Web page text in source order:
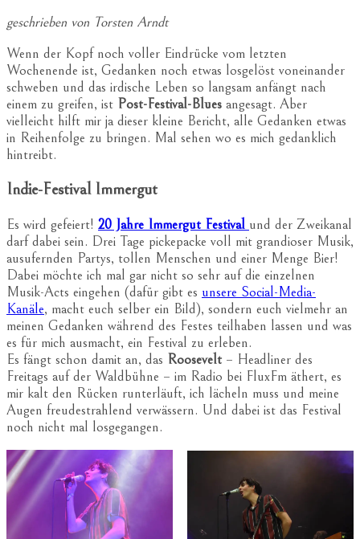
geschrieben von Torsten Arndt
Wenn der Kopf noch voller Eindrücke vom letzten
Wochenende ist, Gedanken noch etwas losgelöst voneinander
schweben und das irdische Leben so langsam anfängt nach
einem zu greifen, ist Post-Festival-Blues angesagt. Aber
vielleicht hilft mir ja dieser kleine Bericht, alle Gedanken etwas
in Reihenfolge zu bringen. Mal sehen wo es mich gedanklich
hintreibt.
Indie-Festival Immergut
Es wird gefeiert! 20 Jahre Immergut Festival und der Zweikanal
darf dabei sein. Drei Tage pickepacke voll mit grandioser Musik,
ausufernden Partys, tollen Menschen und einer Menge Bier!
Dabei möchte ich mal gar nicht so sehr auf die einzelnen
Musik-Acts eingehen (dafür gibt es unsere Social-Media-
Kanäle, macht euch selber ein Bild), sondern euch vielmehr an
meinen Gedanken während des Festes teilhaben lassen und was
es für mich ausmacht, ein Festival zu erleben.
Es fängt schon damit an, das Roosevelt – Headliner des
Freitags auf der Waldbühne – im Radio bei FluxFm äthert, es
mir kalt den Rücken runterläuft, ich lächeln muss und meine
Augen freudestrahlend verwässern. Und dabei ist das Festival
noch nicht mal losgegangen.